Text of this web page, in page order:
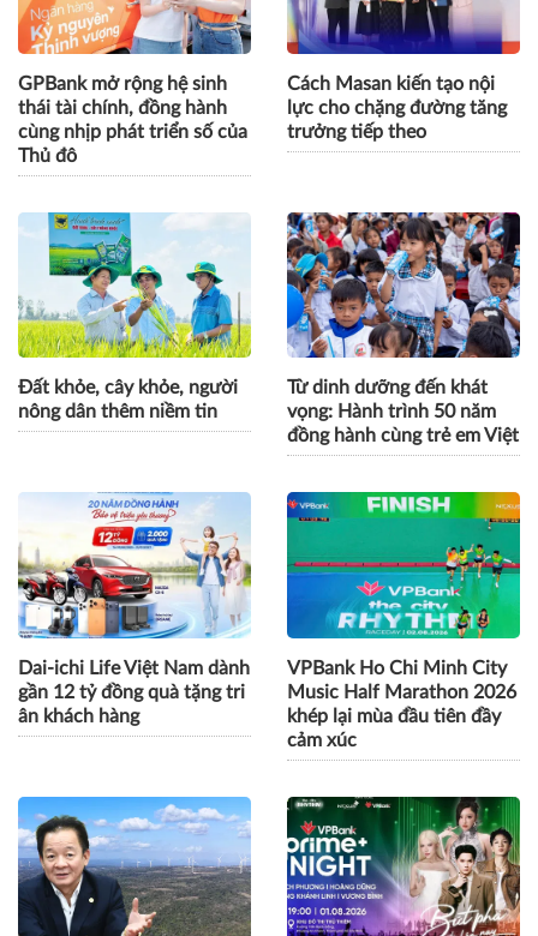
GPBank mở rộng hệ sinh
thái tài chính, đồng hành
cùng nhịp phát triển số của
Thủ đô
Cách Masan kiến tạo nội
lực cho chặng đường tăng
trưởng tiếp theo
Đất khỏe, cây khỏe, người
nông dân thêm niềm tin
Từ dinh dưỡng đến khát
vọng: Hành trình 50 năm
đồng hành cùng trẻ em Việt
Dai-ichi Life Việt Nam dành
gần 12 tỷ đồng quà tặng tri
ân khách hàng
VPBank Ho Chi Minh City
Music Half Marathon 2026
khép lại mùa đầu tiên đầy
cảm xúc